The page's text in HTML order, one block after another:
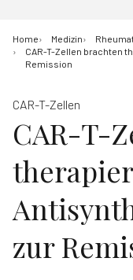
Home Medizin
CAR-T-Zellen brachten
Remission
CAR-T-Zellen
CAR-T-
zur